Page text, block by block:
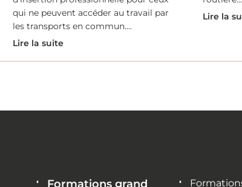
qui ne peuvent accéder au travail par
les transports en commun....
Lire la suite
Lire la
Formations grand